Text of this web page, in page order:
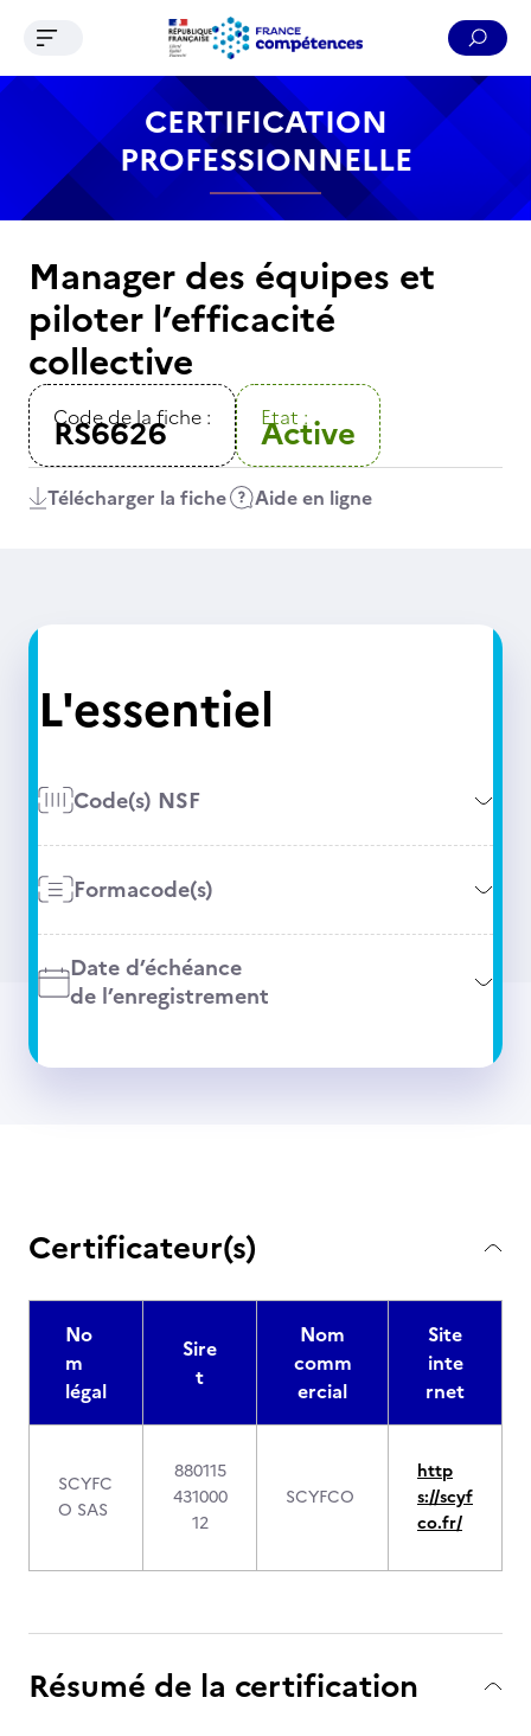
Contenu Recherche Menu Pied de page
Ouvrir le menu de navigation
CERTIFICATION
PROFESSIONNELLE
Manager des équipes et
piloter l’efficacité
collective
Code de la fiche :
RS6626 Etat :
Active
Télécharger la fiche Aide en ligne
L'essentiel
Code(s) NSF
Formacode(s)
Date d’échéance
de l’enregistrement
Certificateur(s)
No
m
légal
Sire
t
Nom
comm
ercial
Site
inte
rnet
SCYFC
O SAS
880115
431000
12
SCYFCO
http
s://scyf
co.fr/
Résumé de la certification